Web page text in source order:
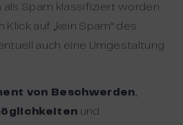
als Spam klassifiziert worden
Klick auf „kein Spam“ des
auch eine Umgestaltung
von Beschwerden,
und